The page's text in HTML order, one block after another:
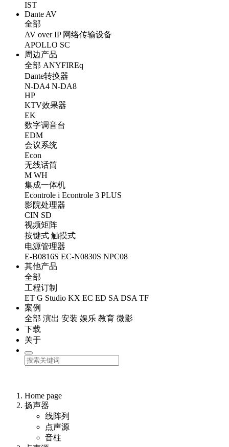
IST
Dante AV
全部
AV over IP 网络传输设备
APOLLO SC
周边产品
全部 ANYFIREq
Dante转换器
N-DA4 N-DA8
HP
KTV效果器
EK
数字调音台
EDM
会议系统
Econ
无线话筒
M WH
集成一体机
Econtrole i Econtrole 3 PLUS
影院处理器
CIN SD
视频矩阵
按键式 触摸式
电源管理器
E-B0816S EC-N0830S NPC08
其他产品
全部
工程订制
ET G Studio KX EC ED SA DSA TF
案例
全部 演出 安装 娱乐 教育 微影
下载
关于
Home page
扬声器
线阵列
点声源
音柱